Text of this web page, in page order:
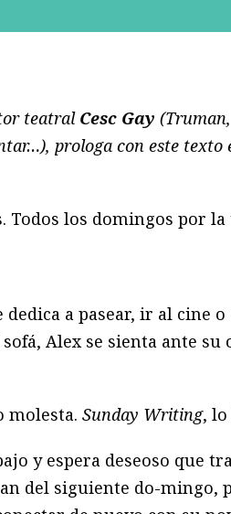
teatral Cesc Gay (Truman,
prologa con este texto
Todos los domingos por la
a pasear, ir al cine o
Alex se sienta ante su
molesta. Sunday Writing, lo
y espera deseoso que
del siguiente do-mingo,